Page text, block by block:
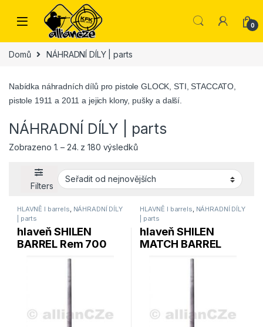
Skip to navigation
Skip to content
0
Domů NÁHRADNÍ DÍLY | parts
Nabídka náhradních dílů pro pistole GLOCK, STI, STACCATO,
pistole 1911 a 2011 a jejich klony, pušky a další.
NÁHRADNÍ DÍLY | parts
Zobrazeno 1. – 24. z 180 výsledkůSeřazeno od nejnovějších
Filters
HLAVNĚ I barrels NÁHRADNÍ DÍLY
| parts
hlaveň SHILEN
BARREL Rem 700
VARMINT cal. 6,5 –
pro puškaře
HLAVNĚ I barrels NÁHRADNÍ DÍLY
| parts
hlaveň SHILEN
MATCH BARREL
Rem 700 cal. 308W
– pro puškaře